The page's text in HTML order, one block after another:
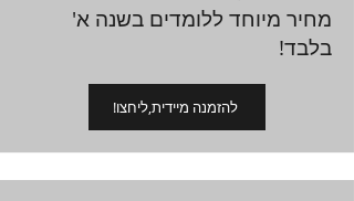
מחיר מיוחד ללומדים בשנה א'
בלבד!
!להזמנה מיידית,ליחצו